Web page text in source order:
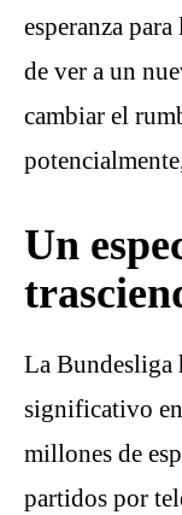
esperanza
de ver a un
cambiar el
Un
La Bundesliga
significativo
millones de
partidos por